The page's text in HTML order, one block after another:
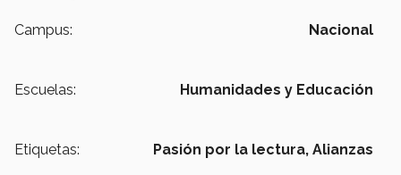
Campus: Nacional
Escuelas: Humanidades y Educación
Etiquetas: Pasión por la lectura, Alianzas